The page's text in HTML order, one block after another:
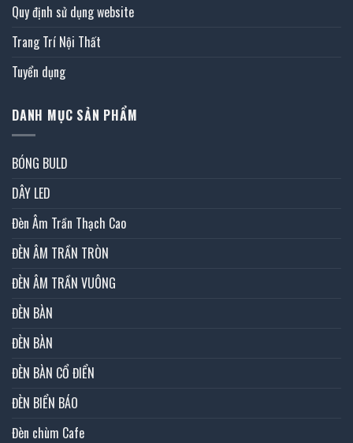
Quy định sử dụng website
Trang Trí Nội Thất
Tuyển dụng
DANH MỤC SẢN PHẨM
BÓNG BULD
DÂY LED
Đèn Âm Trần Thạch Cao
ĐÈN ÂM TRẦN TRÒN
ĐÈN ÂM TRẦN VUÔNG
ĐÈN BÀN
ĐÈN BÀN
ĐÈN BÀN CỔ ĐIỂN
ĐÈN BIỂN BÁO
Đèn chùm Cafe